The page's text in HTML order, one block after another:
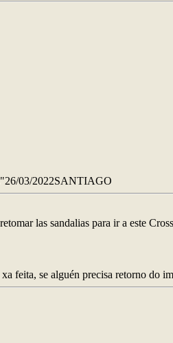
03/2022SANTIAGO
las sandalias para ir a este
feita, se alguén precisa retorno do